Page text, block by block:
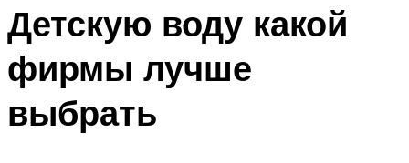
Детскую воду какой
фирмы лучше
выбрать